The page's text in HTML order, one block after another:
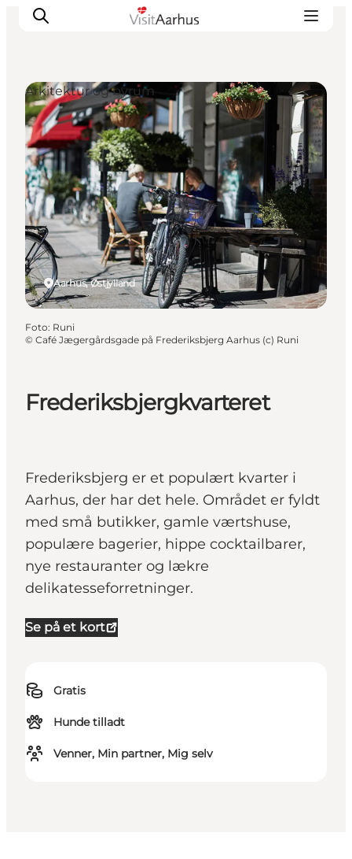
Oplevelser
Kalender
Byer og steder
Planlæg ferien
Transport
Frederiksbjergkvarteret
Frederiksbjerg er et populært kvarter i
Aarhus, der har det hele. Området er fyldt
med små butikker, gamle værtshuse,
populære bagerier, hippe cocktailbarer,
nye restauranter og lækre
delikatesseforretninger.
Se på et kort
Gratis
Hunde tilladt
Venner, Min partner, Mig selv
Aarhus, Østjylland
Arkitektur og byrum
Foto: Runi
© Café Jægergårdsgade på Frederiksbjerg Aarhus (c) Runi